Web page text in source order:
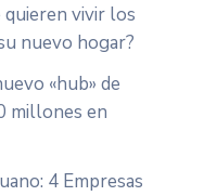
quieren vivir los
nuevo hogar?
«hub» de
millones en
4 Empresas